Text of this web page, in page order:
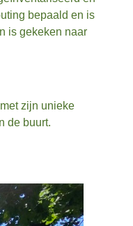
bepaald en is
is gekeken naar
zijn unieke
de buurt.